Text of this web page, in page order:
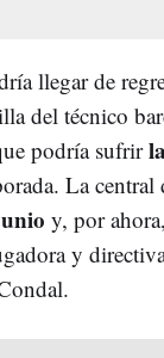
llegar de
del técnico
podría sufrir
La central
y, por
y